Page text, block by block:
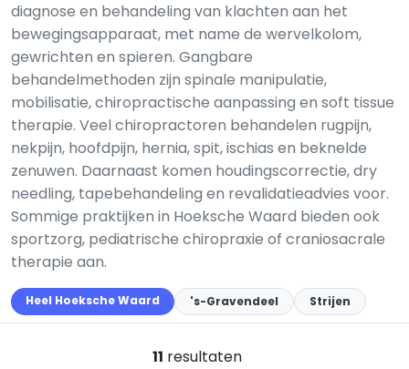
diagnose en behandeling van klachten aan het
bewegingsapparaat, met name de wervelkolom,
gewrichten en spieren. Gangbare
behandelmethoden zijn spinale manipulatie,
mobilisatie, chiropractische aanpassing en soft tissue
therapie. Veel chiropractoren behandelen rugpijn,
nekpijn, hoofdpijn, hernia, spit, ischias en beknelde
zenuwen. Daarnaast komen houdingscorrectie, dry
needling, tapebehandeling en revalidatieadvies voor.
Sommige praktijken in Hoeksche Waard bieden ook
sportzorg, pediatrische chiropraxie of craniosacrale
therapie aan.
Heel Hoeksche Waard 's-Gravendeel Strijen
11 resultaten